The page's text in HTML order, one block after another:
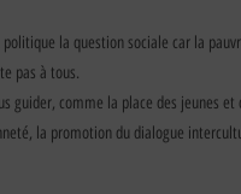
la question sociale car la
pas à tous.
guider, comme la place des jeunes
la promotion du dialogue